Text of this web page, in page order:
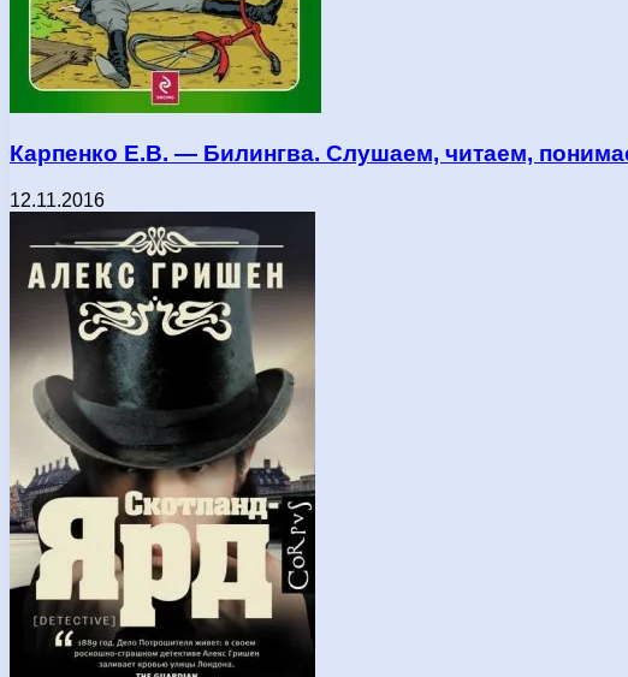
Карпенко Е.В. — Билингва. Слушаем, читаем,
12.11.2016